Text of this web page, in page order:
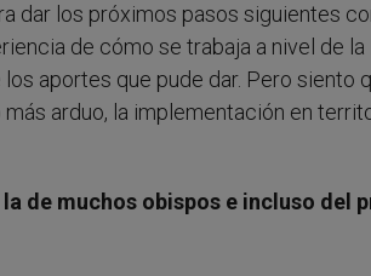
dar los próximos pasos siguientes
de cómo se trabaja a nivel de
aportes que pude dar. Pero siento
arduo, la implementación en
de muchos obispos e incluso del